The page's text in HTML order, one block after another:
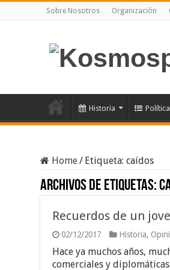
Sobre Nosotros Organización
Historia Política
Home/ Etiqueta:caídos
Archivos de etiquetas:
Recuerdos de un
02/12/2017 Historia,
Hace ya muchos años,
comerciales y